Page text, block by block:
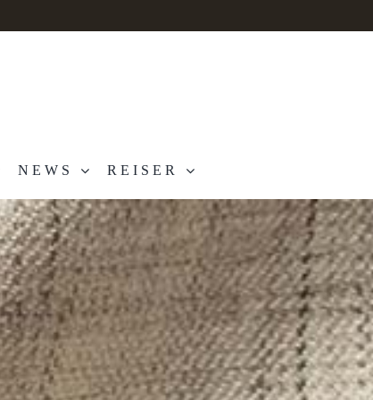
NEWS REISER